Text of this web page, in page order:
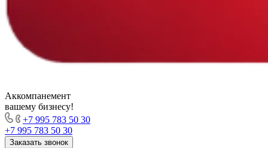
Аккомпанемент
вашему бизнесу!
+7 995 783 50 30
+7 995 783 50 30
Заказать звонок